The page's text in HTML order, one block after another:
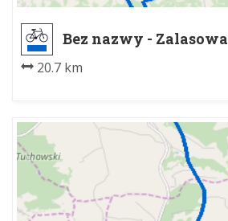
Bez nazwy - Zalasowa
20.7 km